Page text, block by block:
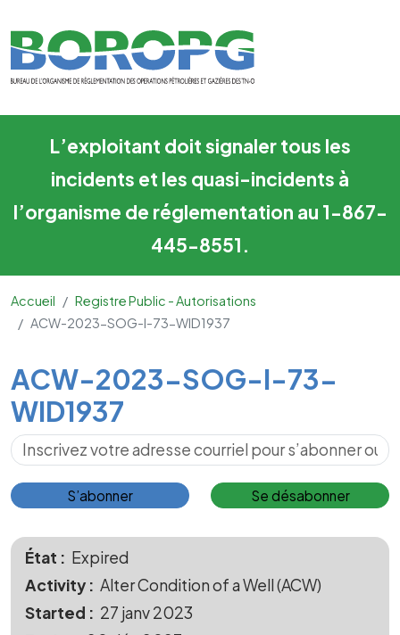
L’exploitant doit signaler tous les
incidents et les quasi-incidents à
l’organisme de réglementation au 1-867-
445-8551.
Accueil
Registre Public - Autorisations
ACW-2023-SOG-I-73-WID1937
Main Content
ACW-2023-SOG-I-73-
WID1937
S’abonner pour les mises à jour
S’abonner Se désabonner
État
Expired
Activity
Alter Condition of a Well (ACW)
Started
27 janv 2023